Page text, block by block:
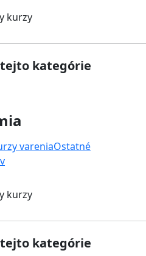
kurzy
tejto kategórie
vareniaOstatné
kurzy
tejto kategórie